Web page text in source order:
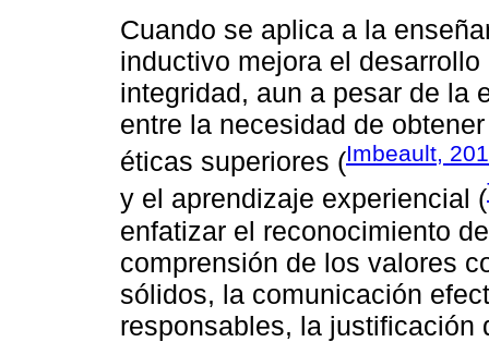
Cuando se aplica a la
inductivo mejora el
integridad, aun a pesar de la
entre la necesidad de
éticas superiores (Imbeault,
y el aprendizaje experiencial (
enfatizar el reconocimiento
comprensión de los valores
sólidos, la comunicación
responsables, la justificación